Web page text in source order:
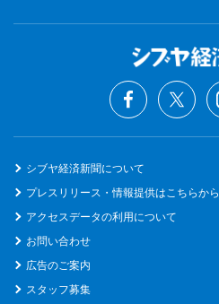
シブヤ経済新聞について
プレスリリース・情報提供はこちらから
アクセスデータの利用について
お問い合わせ
広告のご案内
スタッフ募集